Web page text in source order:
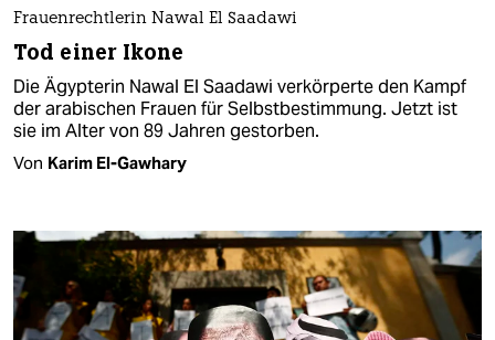
Frauenrechtlerin Nawal El Saadawi
Tod einer Ikone
Die Ägypterin Nawal El Saadawi verkörperte den Kampf
der arabischen Frauen für Selbstbestimmung. Jetzt ist
sie im Alter von 89 Jahren gestorben.
Von Karim El-Gawhary